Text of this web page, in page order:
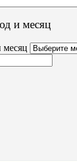
и месяц